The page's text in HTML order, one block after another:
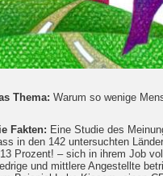
Thema: Warum so wenige
Fakten: Eine Studie des
in den 142 untersuchten
Prozent! – sich in ihrem Job
und mittlere Angestellte